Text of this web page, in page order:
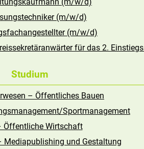
(m/w/d)
(m/w/d)
für das 2.
Studium
– Öffentliches Bauen
Sportmanagement
Öffentliche Wirtschaft
Mediapublishing und Gestaltung